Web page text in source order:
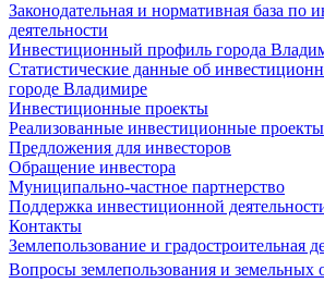
Законодательная и нормативная база по
деятельности
Инвестиционный профиль города
Статистические данные об
городе Владимире
Инвестиционные проекты
Реализованные инвестиционные проекты
Предложения для инвесторов
Обращение инвестора
Муниципально-частное партнерство
Поддержка инвестиционной
Контакты
Землепользование и градостроительная
Вопросы землепользования и земельных